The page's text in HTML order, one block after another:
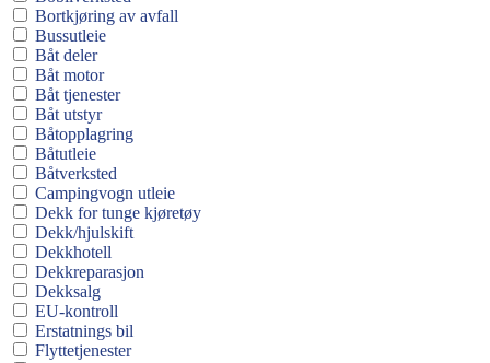
Bortkjøring av avfall
Bussutleie
Båt deler
Båt motor
Båt tjenester
Båt utstyr
Båtopplagring
Båtutleie
Båtverksted
Campingvogn utleie
Dekk for tunge kjøretøy
Dekk/hjulskift
Dekkhotell
Dekkreparasjon
Dekksalg
EU-kontroll
Erstatnings bil
Flyttetjenester